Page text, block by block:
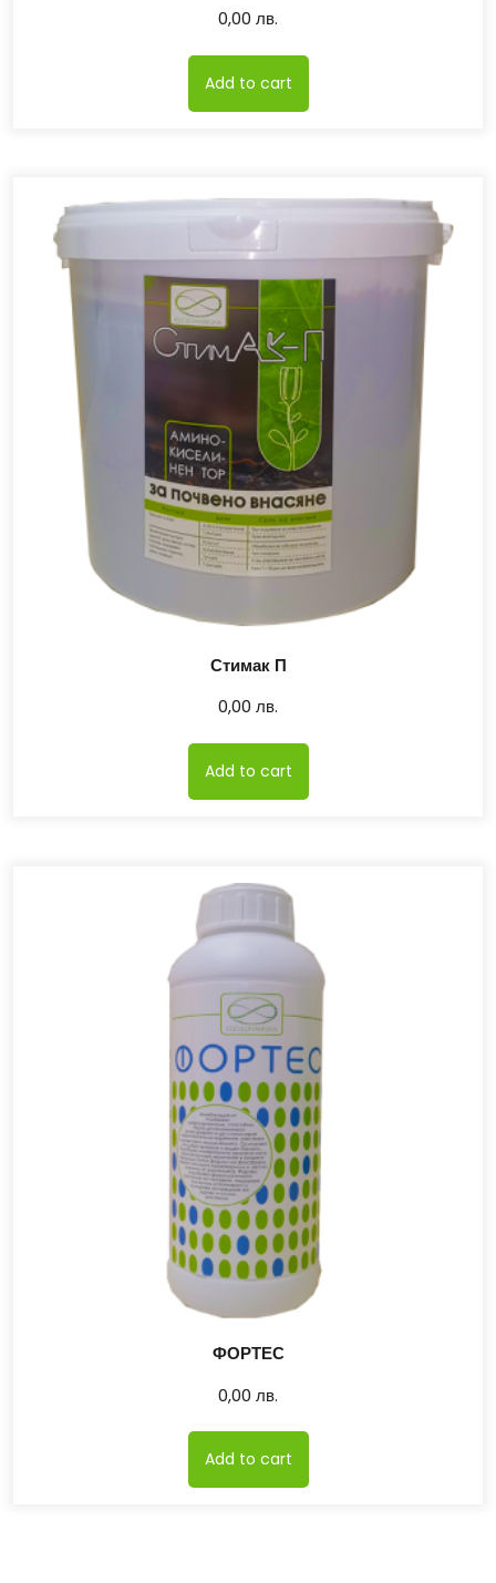
0,00 лв.
Add to cart
Стимак П
0,00 лв.
Add to cart
ФОРТЕС
0,00 лв.
Add to cart